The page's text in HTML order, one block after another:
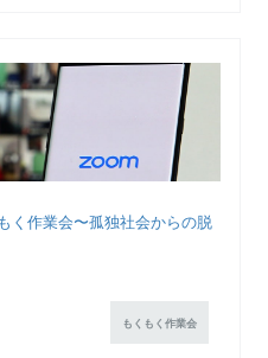
く作業会〜孤独社会からの脱
もくもく作業会